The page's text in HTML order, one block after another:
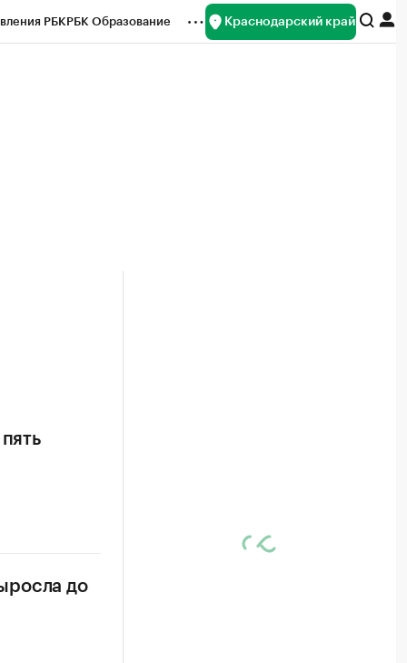
РБКРБК Образование Краснодарский край
до